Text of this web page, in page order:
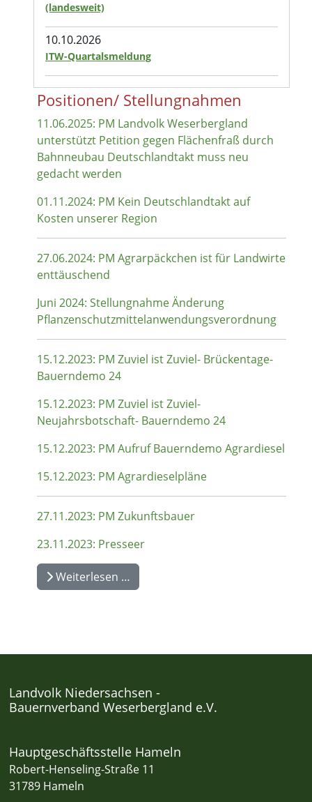
(landesweit)
10.10.2026
ITW-Quartalsmeldung
Positionen/ Stellungnahmen
11.06.2025: PM Landvolk Weserbergland
unterstützt Petition gegen Flächenfraß durch
Bahnneubau Deutschlandtakt muss neu
gedacht werden
01.11.2024: PM Kein Deutschlandtakt auf
Kosten unserer Region
27.06.2024: PM Agrarpäckchen ist für Landwirte
enttäuschend
Juni 2024: Stellungnahme Änderung
Pflanzenschutzmittelanwendungsverordnung
15.12.2023: PM Zuviel ist Zuviel- Brückentage-
Bauerndemo 24
15.12.2023: PM Zuviel ist Zuviel-
Neujahrsbotschaft- Bauerndemo 24
15.12.2023: PM Aufruf Bauerndemo Agrardiesel
15.12.2023: PM Agrardieselpläne
27.11.2023: PM Zukunftsbauer
23.11.2023: Presseer
Weiterlesen …
Landvolk Niedersachsen -
Bauernverband Weserbergland e.V.
Hauptgeschäftsstelle Hameln
Robert-Henseling-Straße 11
31789 Hameln